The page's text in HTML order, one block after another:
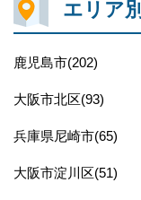
エリア別
鹿児島市(202)
大阪市北区(93)
兵庫県尼崎市(65)
大阪市淀川区(51)